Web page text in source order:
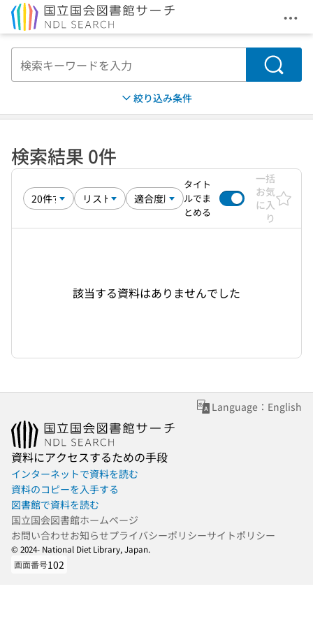
メ
検索
絞り込み条件
検索結果 0件
タイト
ルでま
とめる
一括
お気
に入
り
該当する資料はありませんでした
Language：English
資料にアクセスするための手段
インターネットで資料を読む
資料のコピーを入手する
図書館で資料を読む
国立国会図書館ホームページ
お問い合わせお知らせプライバシーポリシーサイトポリシー
© 2024- National Diet Library, Japan.
画面番号102